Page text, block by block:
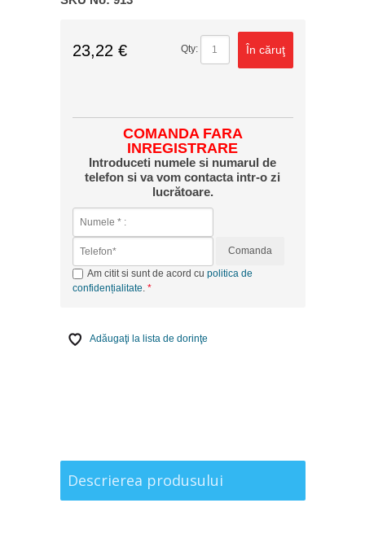
23,22 € Qty: În căruţ
COMANDA FARA
INREGISTRARE
Introduceti numele si numarul de
telefon si va vom contacta intr-o zi
lucrătoare.
Comanda
Am citit si sunt de acord cu politica de
confidențialitate
Adăugaţi la lista de dorinţe
Descrierea produsului